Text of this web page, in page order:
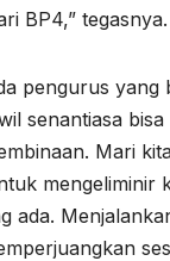
BP4,” tegasnya.
pengurus yang
senantiasa
Mari
mengeliminir
ada.